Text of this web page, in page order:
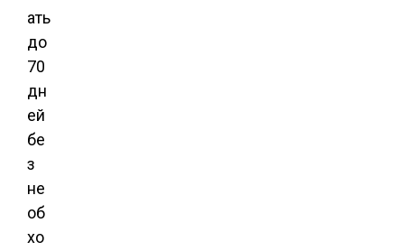
ать
до
70
дн
ей
бе
з
не
об
хо